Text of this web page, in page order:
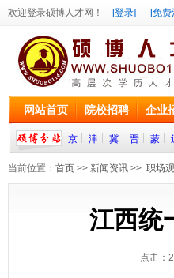
欢迎登录硕博人才网！ [登录] [免费
网站首页 院校招聘 企业
京 津 冀 晋 蒙
当前位置： 首页 >> 新闻资讯 >> 职场
江西统
点击：